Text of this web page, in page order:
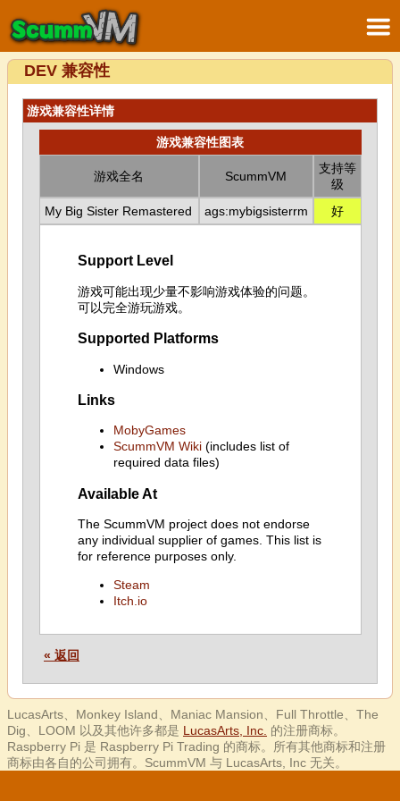
DEV 兼容性
游戏兼容性详情
游戏兼容性图表
游戏全名 ScummVM
支持等
级
My Big Sister Remastered
ags:mybigsisterrm 好
Support Level
游戏可能出现少量不影响游戏体验的问题。
可以完全游玩游戏。
Supported Platforms
Windows
Links
MobyGames
ScummVM Wiki(includes list of
required data files)
Available At
The ScummVM project does not endorse
any individual supplier of games. This list is
for reference purposes only.
Steam
Itch.io
« 返回
LucasArts、Monkey Island、Maniac Mansion、Full Throttle、The
Dig、LOOM 以及其他许多都是 LucasArts, Inc. 的注册商标。
Raspberry Pi 是 Raspberry Pi Trading 的商标。所有其他商标和注册
商标由各自的公司拥有。ScummVM 与 LucasArts, Inc 无关。